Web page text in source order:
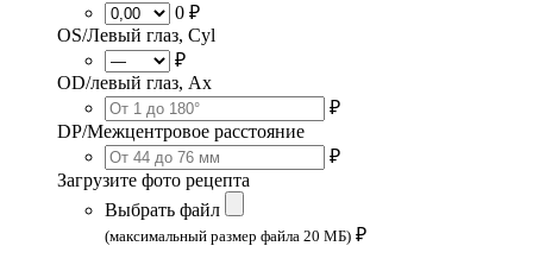
0 ₽
OS/Левый глаз, Cyl
₽
OD/левый глаз, Ax
₽
DP/Межцентровое расстояние
₽
Загрузите фото рецепта
Выбрать файл
(максимальный размер файла 20 МБ) ₽